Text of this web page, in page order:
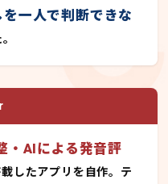
一人で判断できな
・AIによる発音評
したアプリを自作。テ